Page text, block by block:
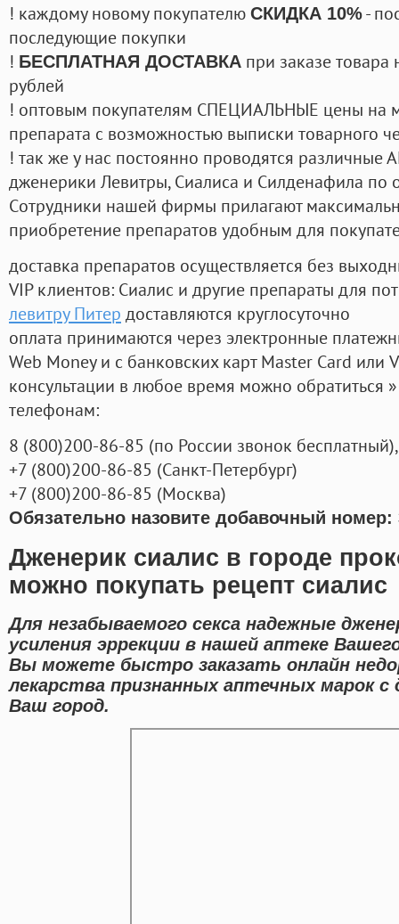
! каждому новому покупателю СКИДКА 10%-
последующие покупки
! БЕСПЛАТНАЯ ДОСТАВКА при заказе
рублей
! оптовым покупателям СПЕЦИАЛЬНЫЕ цены на
препарата с возможностью выписки товарного
! так же у нас постоянно проводятся
дженерики Левитры, Сиалиса и Силденафила по
Cотрудники нашей фирмы прилагают
приобретение препаратов удобным для
доставка препаратов осуществляется без
VIP клиентов: Сиалис и другие препараты для
левитру Питер доставляются круглосуточно
оплата принимаются через электронные
Web Money и с банковских карт Master Card или
консультации в любое время можно обратиться
телефонам:
8 (800)200-86-85 (по России звонок бесплатный),
+7 (800)200-86-85 (Санкт-Петербург)
+7 (800)200-86-85 (Москва)
Обязательно назовите добавочный номер:
Дженерик сиалис в городе
можно покупать рецепт сиалис
Для незабываемого секса надежные
усиления эррекции в нашей аптеке
Вы можете быстро заказать онлайн
лекарства признанных аптечных марок с
Ваш город.